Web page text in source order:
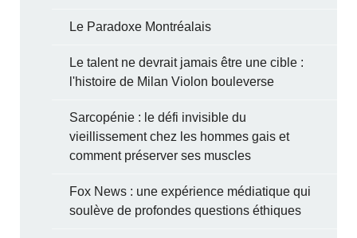
Le Paradoxe Montréalais
Le talent ne devrait jamais être une cible :
l'histoire de Milan Violon bouleverse
Sarcopénie : le défi invisible du
vieillissement chez les hommes gais et
comment préserver ses muscles
Fox News : une expérience médiatique qui
soulève de profondes questions éthiques